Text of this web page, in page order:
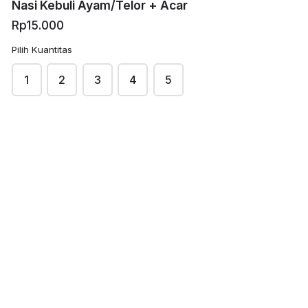
Nasi Ayam Karage
Sayur
Rp13.000
Nasi Kebuli Ayam/Telor + Acar
Rp15.000
Pilih Kuantitas
1 2 3 4 5